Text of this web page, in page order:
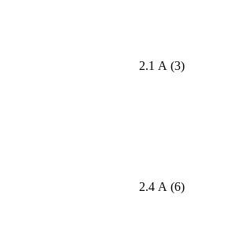
2.1 А (3)
2.4 А (6)